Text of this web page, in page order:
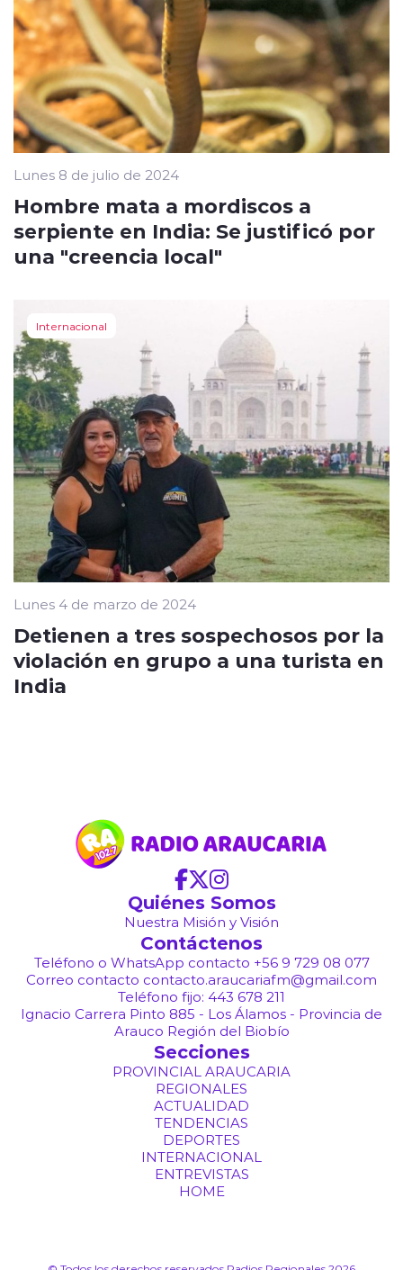
Lunes 8 de julio de 2024
Hombre mata a mordiscos a
serpiente en India: Se justificó por
una "creencia local"
Internacional
Lunes 4 de marzo de 2024
Detienen a tres sospechosos por la
violación en grupo a una turista en
India
Quiénes Somos
Nuestra Misión y Visión
Contáctenos
Teléfono o WhatsApp contacto +56 9 729 08 077
Correo contacto contacto.araucariafm@gmail.com
Teléfono fijo: 443 678 211
Ignacio Carrera Pinto 885 - Los Álamos - Provincia de
Arauco Región del Biobío
Secciones
PROVINCIAL ARAUCARIA
REGIONALES
ACTUALIDAD
TENDENCIAS
DEPORTES
INTERNACIONAL
ENTREVISTAS
HOME